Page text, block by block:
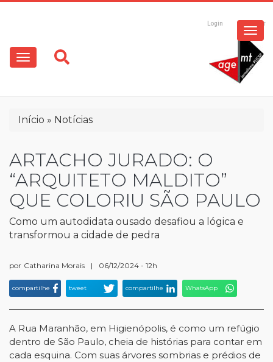
conteúdo
principal
Login Registrar
Main
navigation
Trilha
navegação
Início Notícias
ARTACHO JURADO: O
“ARQUITETO MALDITO”
QUE COLORIU SÃO PAULO
Como um autodidata ousado desafiou a lógica e
transformou a cidade de pedra
por Catharina Morais | 06/12/2024 - 12h
compartilhe tweet compartilhe WhatsApp
A Rua Maranhão, em Higienópolis, é como um refúgio
dentro de São Paulo, cheia de histórias para contar em
cada esquina. Com suas árvores sombrias e prédios de